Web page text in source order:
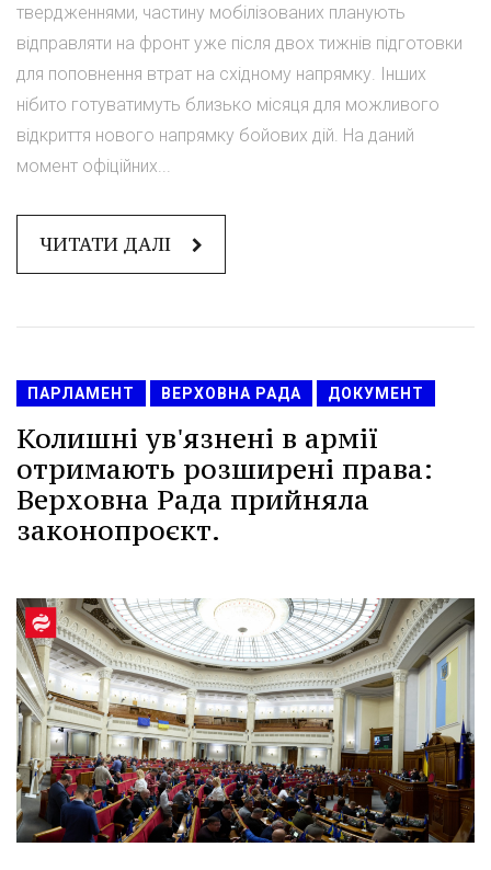
твердженнями, частину мобілізованих планують
відправляти на фронт уже після двох тижнів підготовки
для поповнення втрат на східному напрямку. Інших
нібито готуватимуть близько місяця для можливого
відкриття нового напрямку бойових дій. На даний
момент офіційних...
ЧИТАТИ ДАЛІ
ПАРЛАМЕНТ ВЕРХОВНА РАДА ДОКУМЕНТ
Колишні ув'язнені в армії
отримають розширені права:
Верховна Рада прийняла
законопроєкт.